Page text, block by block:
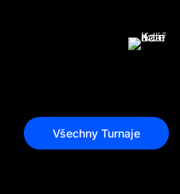
Všechny Turnaje